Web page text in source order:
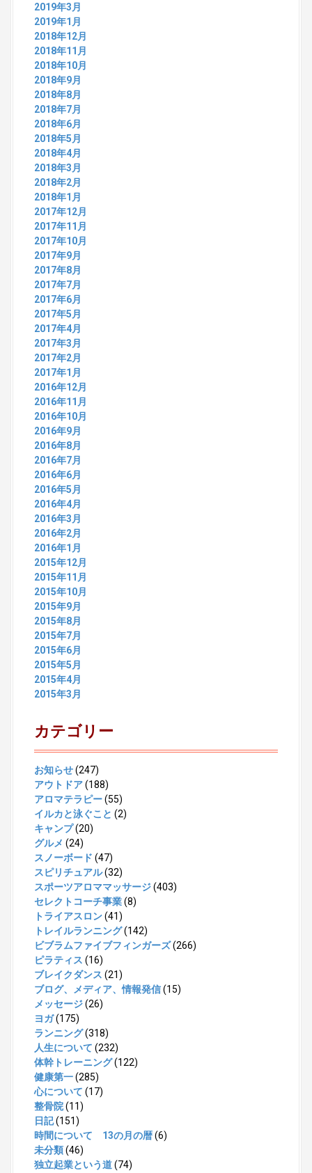
2019年3月
2019年1月
2018年12月
2018年11月
2018年10月
2018年9月
2018年8月
2018年7月
2018年6月
2018年5月
2018年4月
2018年3月
2018年2月
2018年1月
2017年12月
2017年11月
2017年10月
2017年9月
2017年8月
2017年7月
2017年6月
2017年5月
2017年4月
2017年3月
2017年2月
2017年1月
2016年12月
2016年11月
2016年10月
2016年9月
2016年8月
2016年7月
2016年6月
2016年5月
2016年4月
2016年3月
2016年2月
2016年1月
2015年12月
2015年11月
2015年10月
2015年9月
2015年8月
2015年7月
2015年6月
2015年5月
2015年4月
2015年3月
カテゴリー
お知らせ(247)
アウトドア(188)
アロマテラピー(55)
イルカと泳ぐこと (2)
キャンプ(20)
グルメ (24)
スノーボード (47)
スピリチュアル(32)
スポーツアロママッサージ(403)
セレクトコーチ事業(8)
トライアスロン(41)
トレイルランニング(142)
ビブラムファイブフィンガーズ(266)
ピラティス (16)
ブレイクダンス (21)
ブログ、メディア、情報発信(15)
メッセージ(26)
ヨガ(175)
ランニング(318)
人生について (232)
体幹トレーニング(122)
健康第一(285)
心について (17)
整骨院(11)
日記(151)
時間について 13の月の暦(6)
未分類(46)
独立起業という道(74)